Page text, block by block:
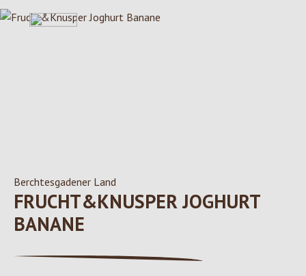
Bildergalerie überspringen
Berchtesgadener Land
FRUCHT&KNUSPER JOGHURT
BANANE